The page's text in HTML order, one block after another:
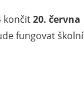
končit20. června
fungovat školní